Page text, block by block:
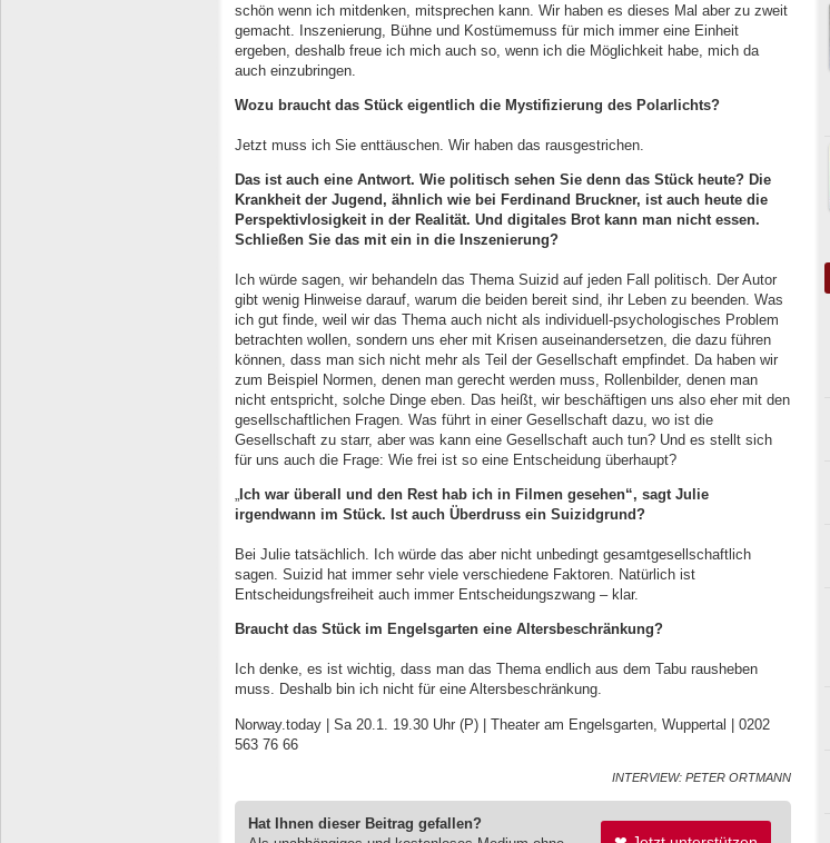
schön wenn ich mitdenken, mitsprechen kann. Wir haben es dieses Mal aber zu zweit
gemacht. Inszenierung, Bühne und Kostümemuss für mich immer eine Einheit
ergeben, deshalb freue ich mich auch so, wenn ich die Möglichkeit habe, mich da
auch einzubringen.
Wozu braucht das Stück eigentlich die Mystifizierung des Polarlichts?
Jetzt muss ich Sie enttäuschen. Wir haben das rausgestrichen.
Das ist auch eine Antwort. Wie politisch sehen Sie denn das Stück heute? Die
Krankheit der Jugend, ähnlich wie bei Ferdinand Bruckner, ist auch heute die
Perspektivlosigkeit in der Realität. Und digitales Brot kann man nicht essen.
Schließen Sie das mit ein in die Inszenierung?
Ich würde sagen, wir behandeln das Thema Suizid auf jeden Fall politisch. Der Autor
gibt wenig Hinweise darauf, warum die beiden bereit sind, ihr Leben zu beenden. Was
ich gut finde, weil wir das Thema auch nicht als individuell-psychologisches Problem
betrachten wollen, sondern uns eher mit Krisen auseinandersetzen, die dazu führen
können, dass man sich nicht mehr als Teil der Gesellschaft empfindet. Da haben wir
zum Beispiel Normen, denen man gerecht werden muss, Rollenbilder, denen man
nicht entspricht, solche Dinge eben. Das heißt, wir beschäftigen uns also eher mit den
gesellschaftlichen Fragen. Was führt in einer Gesellschaft dazu, wo ist die
Gesellschaft zu starr, aber was kann eine Gesellschaft auch tun? Und es stellt sich
für uns auch die Frage: Wie frei ist so eine Entscheidung überhaupt?
„ Ich war überall und den Rest hab ich in Filmen gesehen“, sagt Julie
irgendwann im Stück. Ist auch Überdruss ein Suizidgrund?
Bei Julie tatsächlich. Ich würde das aber nicht unbedingt gesamtgesellschaftlich
sagen. Suizid hat immer sehr viele verschiedene Faktoren. Natürlich ist
Entscheidungsfreiheit auch immer Entscheidungszwang – klar.
Braucht das Stück im Engelsgarten eine Altersbeschränkung?
Ich denke, es ist wichtig, dass man das Thema endlich aus dem Tabu rausheben
muss. Deshalb bin ich nicht für eine Altersbeschränkung.
Norway.today | Sa 20.1. 19.30 Uhr (P) | Theater am Engelsgarten, Wuppertal | 0202
563 76 66
INTERVIEW: PETER ORTMANN
Hat Ihnen dieser Beitrag gefallen?